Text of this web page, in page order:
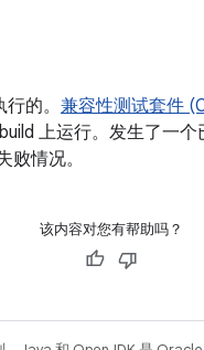
的。 兼容性测试套件
上运行。发生了一
情况。
该内容对您有帮助吗？